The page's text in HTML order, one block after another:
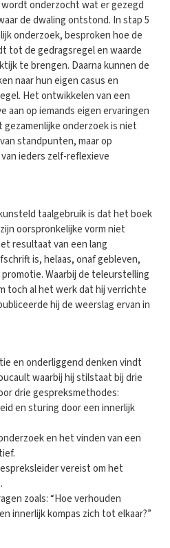
onderzocht wat er gezegd
de dwaling ontstond. In stap 5
onderzoek, besproken hoe de
tot de gedragsregel en waarde
te brengen. Daarna kunnen de
naar hun eigen casus en
Het ontwikkelen van een
aan op iemands eigen ervaringen
onderzoek is niet
standpunten, maar op
ieders zelf-reflexieve
taalgebruik is dat het boek
oorspronkelijke vorm niet
resultaat van een lang
is, helaas, onaf gebleven,
Waarbij de teleurstelling
toch al het werk dat hij verrichte
hij de weerslag ervan in
en onderliggend denken vindt
waarbij hij stilstaat bij drie
drie gespreksmethodes:
en sturing door een innerlijk
en het vinden van een
vereist om het
zoals: “Hoe verhouden
innerlijk kompas zich tot elkaar?”